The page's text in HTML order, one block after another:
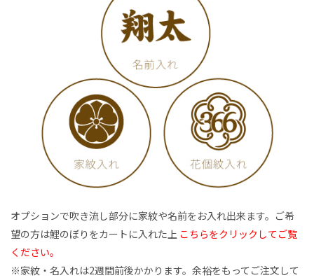
オプションで吹き流し部分に家紋や名前をお入れ出来ます。ご希
望の方は鯉のぼりをカートに入れた上 こちらをクリックしてご覧
ください。
※家紋・名入れは2週間前後かかります。余裕をもってご注文して